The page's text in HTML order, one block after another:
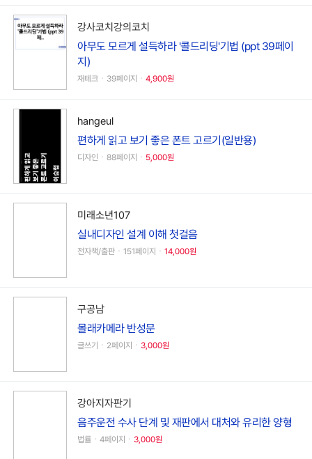
강사코치강의코치
아무도 모르게 설득하라 '콜드리딩'기법 (ppt 39페이
지)
재테크ㆍ39페이지ㆍ 4,900원
hangeul
편하게 읽고 보기 좋은 폰트 고르기(일반용)
디자인ㆍ88페이지ㆍ 5,000원
미래소년107
실내디자인 설계 이해 첫걸음
전자책/출판ㆍ151페이지ㆍ 14,000원
구공남
몰래카메라 반성문
글쓰기ㆍ2페이지ㆍ 3,000원
강아지자판기
음주운전 수사 단계 및 재판에서 대처와 유리한 양형
법률ㆍ4페이지ㆍ 3,000원